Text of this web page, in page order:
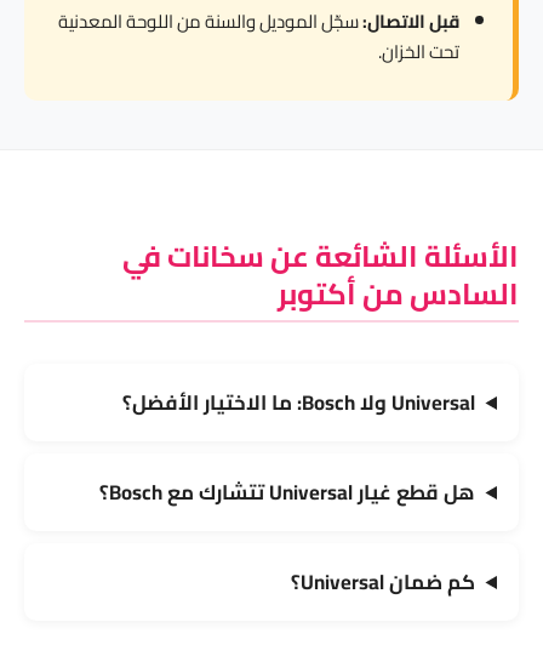
قبل الاتصال:سجّل الموديل والسنة من اللوحة المعدنية
تحت الخزان.
الأسئلة الشائعة عن سخانات في
السادس من أكتوبر
Universal ولا Bosch: ما الاختيار الأفضل؟
هل قطع غيار Universal تتشارك مع Bosch؟
كم ضمان Universal؟